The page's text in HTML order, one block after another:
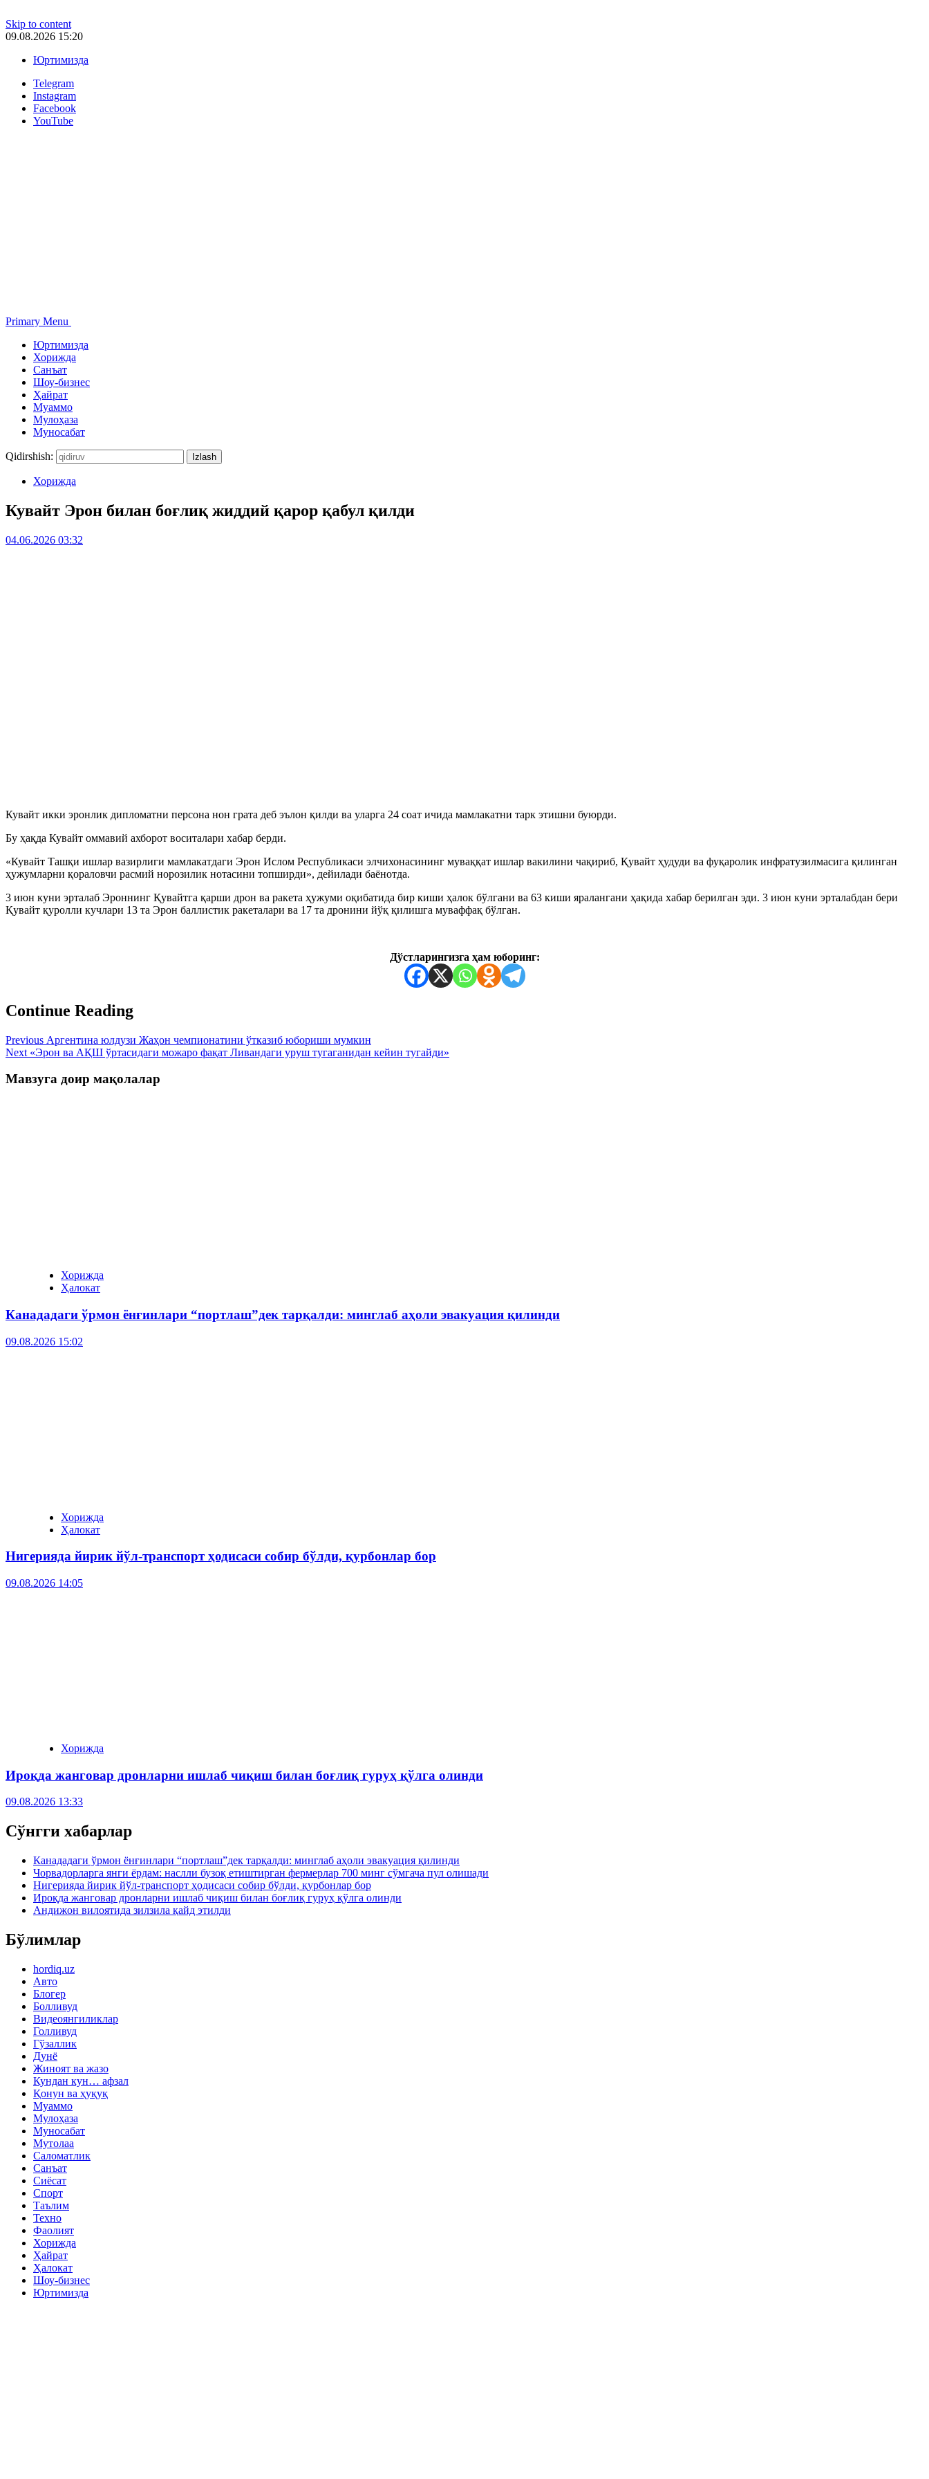
Skip to content
09.08.2026 15:20
Юртимизда
Telegram
Instagram
Facebook
YouTube
Primary Menu
Юртимизда
Хорижда
Санъат
Шоу-бизнес
Ҳайрат
Муаммо
Мулоҳаза
Муносабат
Qidirshish:
Хорижда
Кувайт Эрон билан боғлиқ жиддий қарор қабул қилди
04.06.2026 03:32
Кувайт икки эронлик дипломатни персона нон грата деб эълон қилди ва уларга 24 соат ичида мамлакатни тарк этишни буюрди.
Бу ҳақда Кувайт оммавий ахборот воситалари хабар берди.
«Кувайт Ташқи ишлар вазирлиги мамлакатдаги Эрон Ислом Республикаси элчихонасининг муваққат ишлар вакилини чақириб, Қувайт ҳудуди ва фуқаролик инфратузилмасига қилинган
ҳужумларни қораловчи расмий норозилик нотасини топширди», дейилади баёнотда.
3 июн куни эрталаб Эроннинг Қувайтга қарши дрон ва ракета ҳужуми оқибатида бир киши ҳалок бўлгани ва 63 киши яралангани ҳақида хабар берилган эди. 3 июн куни эрталабдан бери
Қувайт қуролли кучлари 13 та Эрон баллистик ракеталари ва 17 та дронини йўқ қилишга муваффақ бўлган.
Дўстларингизга ҳам юборинг:
Continue Reading
Previous Аргентина юлдузи Жаҳон чемпионатини ўтказиб юбориши мумкин
Next «Эрон ва АҚШ ўртасидаги можаро фақат Ливандаги уруш тугаганидан кейин тугайди»
Мавзуга доир мақолалар
Хорижда
Ҳалокат
Канададаги ўрмон ёнғинлари “портлаш”дек тарқалди: минглаб аҳоли эвакуация қилинди
09.08.2026 15:02
Хорижда
Ҳалокат
Нигерияда йирик йўл-транспорт ҳодисаси собир бўлди, қурбонлар бор
09.08.2026 14:05
Хорижда
Ироқда жанговар дронларни ишлаб чиқиш билан боғлиқ гуруҳ қўлга олинди
09.08.2026 13:33
Сўнгги хабарлар
Канададаги ўрмон ёнғинлари “портлаш”дек тарқалди: минглаб аҳоли эвакуация қилинди
Чорвадорларга янги ёрдам: наслли бузоқ етиштирган фермерлар 700 минг сўмгача пул олишади
Нигерияда йирик йўл-транспорт ҳодисаси собир бўлди, қурбонлар бор
Ироқда жанговар дронларни ишлаб чиқиш билан боғлиқ гуруҳ қўлга олинди
Андижон вилоятида зилзила қайд этилди
Бўлимлар
hordiq.uz
Авто
Блогер
Болливуд
Видеоянгиликлар
Голливуд
Гўзаллик
Дунё
Жиноят ва жазо
Кундан кун… афзал
Қонун ва ҳуқуқ
Муаммо
Мулоҳаза
Муносабат
Мутолаа
Саломатлик
Санъат
Сиёсат
Спорт
Таълим
Техно
Фаолият
Хорижда
Ҳайрат
Ҳалокат
Шоу-бизнес
Юртимизда